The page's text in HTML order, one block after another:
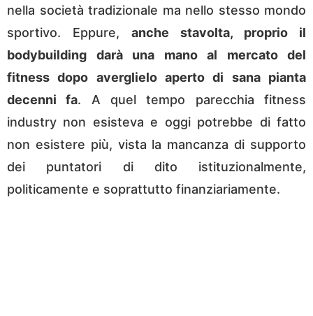
nella società tradizionale ma nello stesso mondo
sportivo. Eppure, anche stavolta, proprio il
bodybuilding darà una mano al mercato del
fitness dopo averglielo aperto di sana pianta
decenni fa. A quel tempo parecchia fitness
industry non esisteva e oggi potrebbe di fatto
non esistere più, vista la mancanza di supporto
dei puntatori di dito istituzionalmente,
politicamente e soprattutto finanziariamente.